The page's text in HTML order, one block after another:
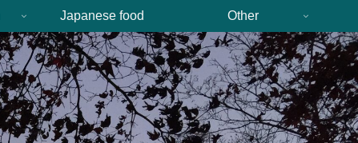
Japanese food Other